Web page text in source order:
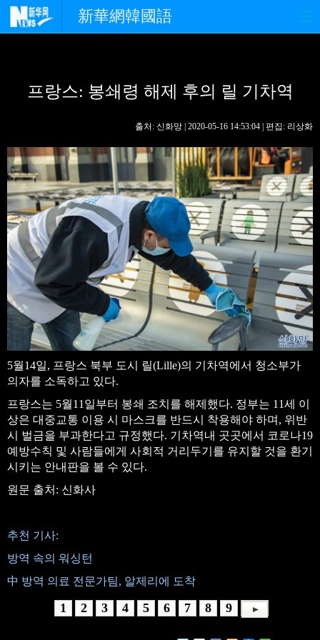
新華網韓國語
경제 사회 포토
핫 TV 문화
연예 관광 오피니언
생생 중국어
프랑스: 봉쇄령 해제 후의 릴 기차역
출처: 신화망 | 2020-05-16 14:53:04 | 편집: 리상화
5월14일, 프랑스 북부 도시 릴(Lille)의 기차역에서 청소부가
의자를 소독하고 있다.
프랑스는 5월11일부터 봉쇄 조치를 해제했다. 정부는 11세 이
상은 대중교통 이용 시 마스크를 반드시 착용해야 하며, 위반
시 벌금을 부과한다고 규정했다. 기차역내 곳곳에서 코로나19
예방수칙 및 사람들에게 사회적 거리두기를 유지할 것을 환기
시키는 안내판을 볼 수 있다.
원문 출처: 신화사
추천 기사:
방역 속의 워싱턴
中 방역 의료 전문가팀, 알제리에 도착
1 2 3 4 5 6 7 8 9